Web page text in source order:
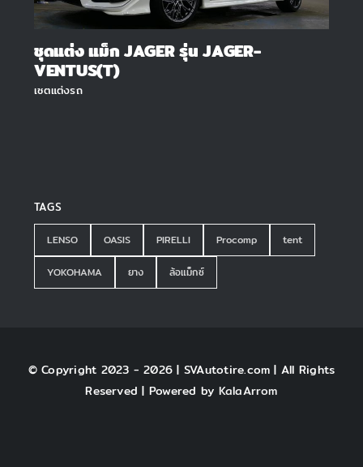
ชุดแต่ง แม็ก JAGER รุ่น JAGER-
VENTUS(T)
เซตแต่งรถ
TAGS
LENSO OASIS PIRELLI Procomp tent
YOKOHAMA ยาง ล้อแม็กซ์
© Copyright 2023 - 2026 | SVAutotire.com | All Rights
Reserved | Powered by KalaArrom